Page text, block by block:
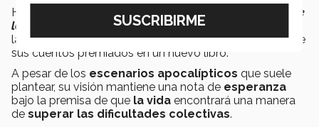
Hacia el futuro, se espera la publicación de
La Estela de
las Rutas Nómadasbajo el fondo editorial de
la
Universidad de Sonora, así como la recopilación de
sus cuentos premiados en un nuevo libro.
A pesar de los escenarios apocalípticos que suele
plantear, su visión mantiene una nota de esperanza
bajo la premisa de que la vida encontrará una manera
de superar las dificultades colectivas.